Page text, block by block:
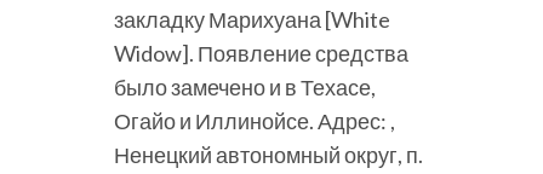
закладку Марихуана [White
Widow]. Появление средства
было замечено и в Техасе,
Огайо и Иллинойсе. Адрес: ,
Ненецкий автономный округ, п.